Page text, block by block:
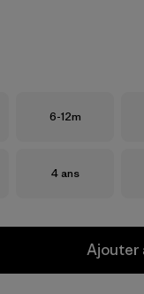
Taille
6-12m
Taille
4 ans
Ajouter